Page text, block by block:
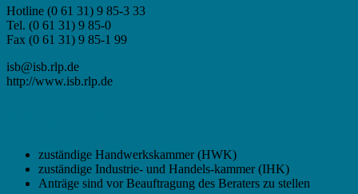
Hotline (0 61 31) 9 85-3 33
Tel. (0 61 31) 9 85-0
Fax (0 61 31) 9 85-1 99
isb@isb.rlp.de
http://www.isb.rlp.de
zuständige Handwerkskammer (HWK)
zuständige Industrie- und Handels-kammer (IHK)
Anträge sind vor Beauftragung des Beraters zu stellen